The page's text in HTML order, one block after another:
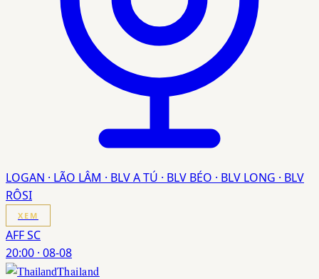
LOGAN · LÃO LÂM · BLV A TÚ · BLV BÉO · BLV LONG · BLV
RÔSI
XEM
AFF SC
20:00 · 08-08
Thailand